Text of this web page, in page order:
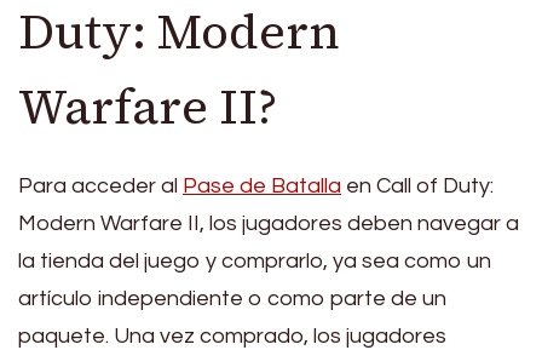
Duty: Modern
Warfare II?
Para acceder al Pase de Batalla en Call of Duty:
Modern Warfare II, los jugadores deben navegar a
la tienda del juego y comprarlo, ya sea como un
artículo independiente o como parte de un
paquete. Una vez comprado, los jugadores